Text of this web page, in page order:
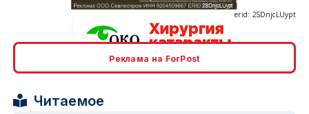
erid: 2SDnjcrDNw6
Реклама на ForPost
Читаемое